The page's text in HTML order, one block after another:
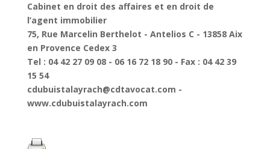
Cabinet en droit des affaires et en droit de
l’agent immobilier
75, Rue Marcelin Berthelot - Antelios C - 13858 Aix
en Provence Cedex 3
Tel : 04 42 27 09 08 - 06 16 72 18 90 - Fax : 04 42 39
15 54
cdubuistalayrach@cdtavocat.com -
www.cdubuistalayrach.com